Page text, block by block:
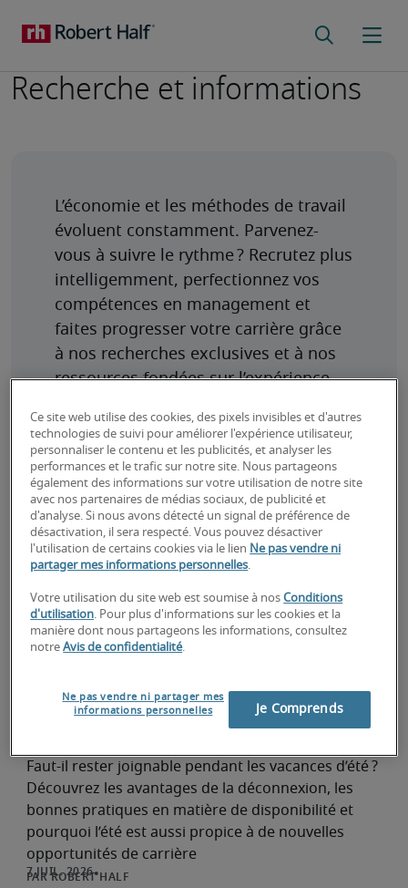
Recherche et informations
L’économie et les méthodes de travail
évoluent constamment. Parvenez-
vous à suivre le rythme ? Recrutez plus
intelligemment, perfectionnez vos
compétences en management et
faites progresser votre carrière grâce
à nos recherches exclusives et à nos
ressources fondées sur l’expérience.
Carrière durable en Belgique : 5 étapes pour
booster votre employabilité
Construisez une carrière durable en Belgique grâce
compétences, votre employabilité et restez
compétitif sur le marché de l’emploi.
Développement de carrière
ROBERT HALF
Travailler pendant les vacances d'été :
bonne ou mauvaise idée ?
Faut-il rester joignable pendant les vacances d’été ?
Découvrez les avantages de la déconnexion, les
bonnes pratiques en matière de disponibilité et
pourquoi l’été est aussi propice à de nouvelles
opportunités de carrière
ROBERT HALF
Ce site web utilise des cookies, des pixels invisibles et d'autres
technologies de suivi pour améliorer l'expérience utilisateur,
personnaliser le contenu et les publicités, et analyser les
performances et le trafic sur notre site. Nous partageons
également des informations sur votre utilisation de notre site
avec nos partenaires de médias sociaux, de publicité et
d'analyse. Si nous avons détecté un signal de préférence de
désactivation, il sera respecté. Vous pouvez désactiver
l'utilisation de certains cookies via le lien Ne pas vendre ni
partager mes informations personnelles.
Votre utilisation du site web est soumise à nosConditions
d'utilisation. Pour plus d'informations sur les cookies et la
manière dont nous partageons les informations, consultez
notreAvis de confidentialité.
Ne pas vendre ni partager mes
informations personnelles
Je Comprends